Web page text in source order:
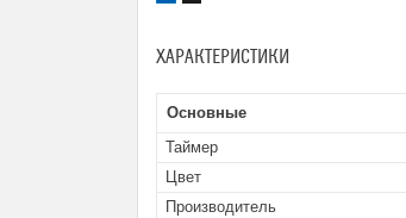
ХАРАКТЕРИСТИКИ
Основные
Таймер
Цвет
Производитель